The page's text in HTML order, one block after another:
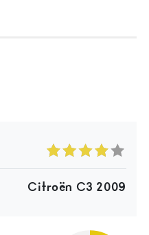
Citroën C3 2009